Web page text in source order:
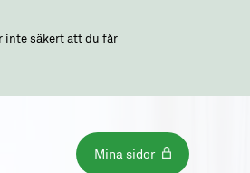
inte säkert att du får
Mina sidor